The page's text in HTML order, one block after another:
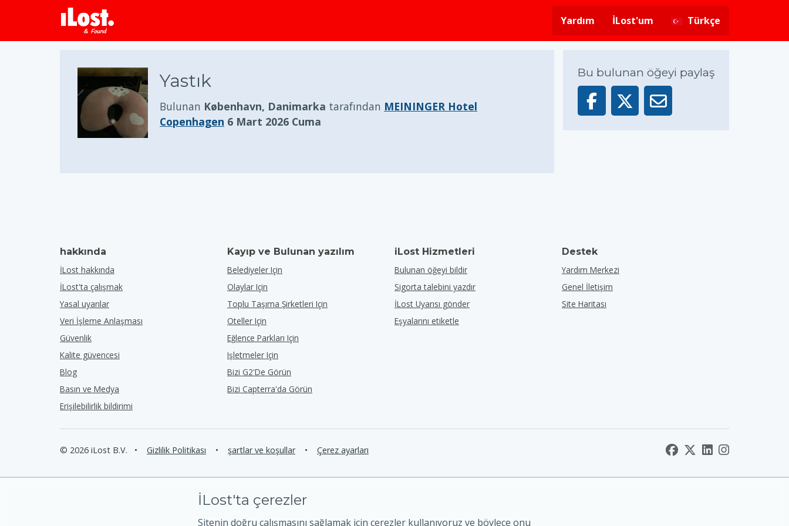
Yardım İLost'um Türkçe
Yastık
Bulunan København, Danimarka tarafından MEININGER Hotel
Copenhagen 6 Mart 2026 Cuma
Bu bulunan öğeyi paylaş
hakkında
İLost hakkında
İLost'ta çalışmak
Yasal uyarılar
Veri İşleme Anlaşması
Güvenlik
Kalite güvencesi
Blog
Basın ve Medya
Erişilebilirlik bildirimi
Kayıp ve Bulunan yazılım
Belediyeler Için
Olaylar Için
Toplu Taşıma Şirketleri Için
Oteller Için
Eğlence Parkları Için
Işletmeler Için
Bizi G2'de Görün
Bizi Capterra'da Görün
iLost Hizmetleri
Bulunan öğeyi bildir
Sigorta talebini yazdır
İLost Uyarısı gönder
Eşyalarını etiketle
Destek
Yardım Merkezi
Genel İletişim
Site Haritası
© 2026 iLost B.V. • Gizlilik Politikası • şartlar ve koşullar • Çerez ayarları
İLost'ta çerezler
Sitenin doğru çalışmasını sağlamak için çerezler kullanıyoruz ve böylece onu